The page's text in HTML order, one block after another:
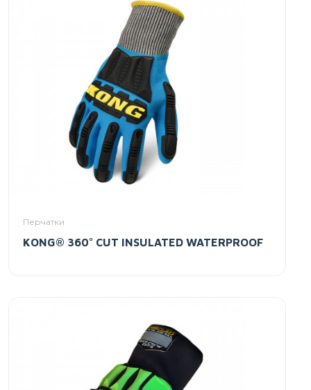
Перчатки
KONG® 360° CUT INSULATED WATERPROOF